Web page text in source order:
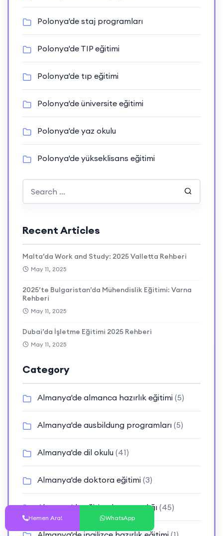
Polonya'de staj programları
Polonya'de TIP eğitimi
Polonya'de tıp eğitimi
Polonya'de üniversite eğitimi
Polonya'de yaz okulu
Polonya'de yükseklisans eğitimi
Recent Articles
Malta’da Work and Study: 2025 Valletta Rehberi
May 11, 2025
2025’te Bulgaristan’da Mühendislik Eğitimi: Varna
Rehberi
May 11, 2025
Dubai’da İşletme Eğitimi 2025 Rehberi
May 11, 2025
Category
Almanya'de almanca hazırlık eğitimi (5)
Almanya'de ausbildung programları (5)
Almanya'de dil okulu (41)
Almanya'de doktora eğitimi (3)
Almanya'de eğitim danışmanlığı (45)
Hemen Ara! WhatsApp